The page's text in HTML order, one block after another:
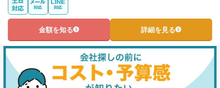
金額を知る 詳細を見る